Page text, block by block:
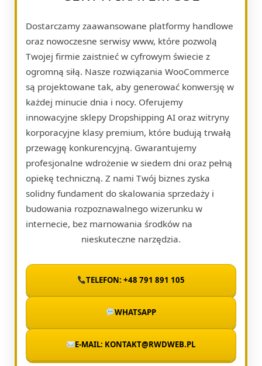
Dostarczamy zaawansowane platformy handlowe
oraz nowoczesne serwisy www, które pozwolą
Twojej firmie zaistnieć w cyfrowym świecie z
ogromną siłą. Nasze rozwiązania WooCommerce
są projektowane tak, aby generować konwersję w
każdej minucie dnia i nocy. Oferujemy
innowacyjne sklepy Dropshipping AI oraz witryny
korporacyjne klasy premium, które budują trwałą
przewagę konkurencyjną. Gwarantujemy
profesjonalne wdrożenie w siedem dni oraz pełną
opiekę techniczną. Z nami Twój biznes zyska
solidny fundament do skalowania sprzedaży i
budowania rozpoznawalnego wizerunku w
internecie, bez marnowania środków na
nieskuteczne narzędzia.
TELEFON: +48 791 891 105
WHATSAPP
E-MAIL: KONTAKT@RWDWEB.PL